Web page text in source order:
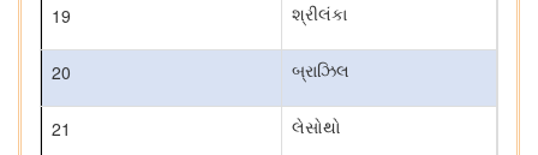
19 શ્રીલંકા
20 બ્રાઝિલ
21 લેસોથો